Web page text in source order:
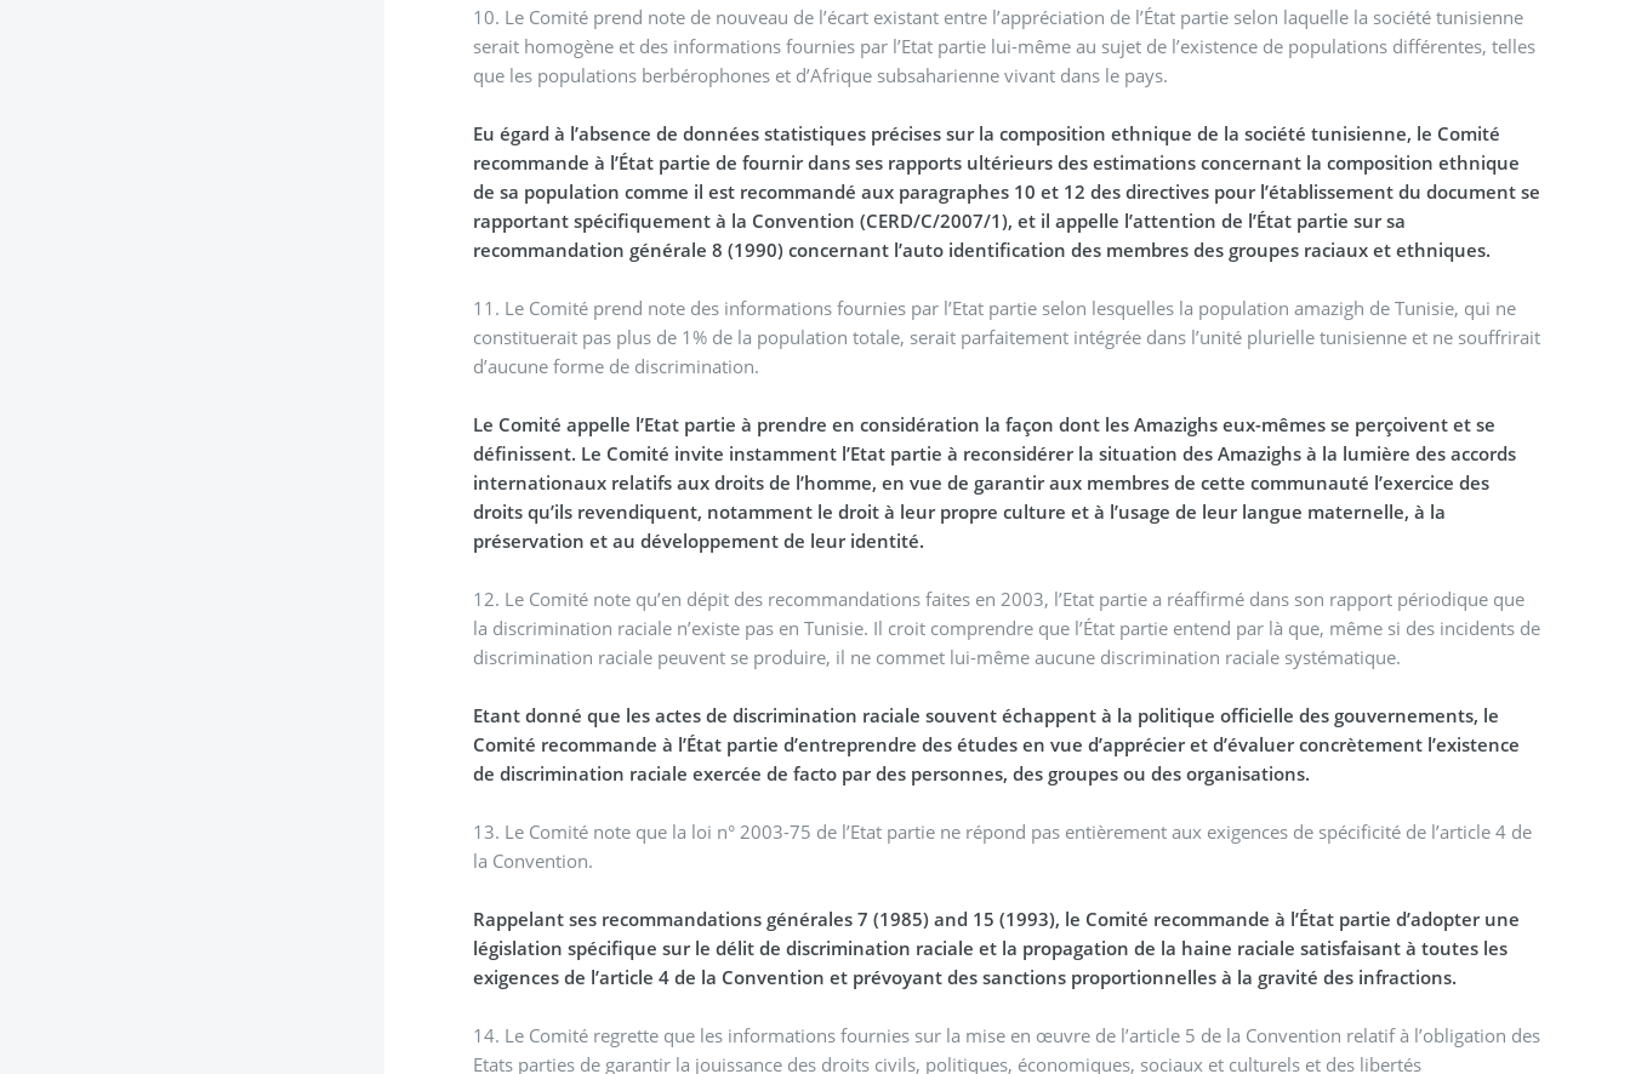
10. Le Comité prend note de nouveau de l’écart existant entre l’appréciation de l’État partie selon laquelle la société tunisienne
serait homogène et des informations fournies par l’Etat partie lui-même au sujet de l’existence de populations différentes, telles
que les populations berbérophones et d’Afrique subsaharienne vivant dans le pays.
Eu égard à l’absence de données statistiques précises sur la composition ethnique de la société tunisienne, le Comité
recommande à l’État partie de fournir dans ses rapports ultérieurs des estimations concernant la composition ethnique
de sa population comme il est recommandé aux paragraphes 10 et 12 des directives pour l’établissement du document se
rapportant spécifiquement à la Convention (CERD/C/2007/1), et il appelle l’attention de l’État partie sur sa
recommandation générale 8 (1990) concernant l’auto identification des membres des groupes raciaux et ethniques.
11. Le Comité prend note des informations fournies par l’Etat partie selon lesquelles la population amazigh de Tunisie, qui ne
constituerait pas plus de 1% de la population totale, serait parfaitement intégrée dans l’unité plurielle tunisienne et ne souffrirait
d’aucune forme de discrimination.
Le Comité appelle l’Etat partie à prendre en considération la façon dont les Amazighs eux-mêmes se perçoivent et se
définissent. Le Comité invite instamment l’Etat partie à reconsidérer la situation des Amazighs à la lumière des accords
internationaux relatifs aux droits de l’homme, en vue de garantir aux membres de cette communauté l’exercice des
droits qu’ils revendiquent, notamment le droit à leur propre culture et à l’usage de leur langue maternelle, à la
préservation et au développement de leur identité.
12. Le Comité note qu’en dépit des recommandations faites en 2003, l’Etat partie a réaffirmé dans son rapport périodique que
la discrimination raciale n’existe pas en Tunisie. Il croit comprendre que l’État partie entend par là que, même si des incidents de
discrimination raciale peuvent se produire, il ne commet lui-même aucune discrimination raciale systématique.
Etant donné que les actes de discrimination raciale souvent échappent à la politique officielle des gouvernements, le
Comité recommande à l’État partie d’entreprendre des études en vue d’apprécier et d’évaluer concrètement l’existence
de discrimination raciale exercée de facto par des personnes, des groupes ou des organisations.
13. Le Comité note que la loi n° 2003-75 de l’Etat partie ne répond pas entièrement aux exigences de spécificité de l’article 4 de
la Convention.
Rappelant ses recommandations générales 7 (1985) and 15 (1993), le Comité recommande à l’État partie d’adopter une
législation spécifique sur le délit de discrimination raciale et la propagation de la haine raciale satisfaisant à toutes les
exigences de l’article 4 de la Convention et prévoyant des sanctions proportionnelles à la gravité des infractions.
14. Le Comité regrette que les informations fournies sur la mise en œuvre de l’article 5 de la Convention relatif à l’obligation des
Etats parties de garantir la jouissance des droits civils, politiques, économiques, sociaux et culturels et des libertés